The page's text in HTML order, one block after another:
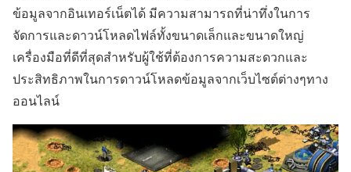
ข้อมูลจากอินเทอร์เน็ตได้ มีความสามารถที่น่าทึ่งในการ
จัดการและดาวน์โหลดไฟล์ทั้งขนาดเล็กและขนาดใหญ่
เครื่องมือที่ดีที่สุดสำหรับผู้ใช้ที่ต้องการความสะดวกและ
ประสิทธิภาพในการดาวน์โหลดข้อมูลจากเว็บไซต์ต่างๆทาง
ออนไลน์